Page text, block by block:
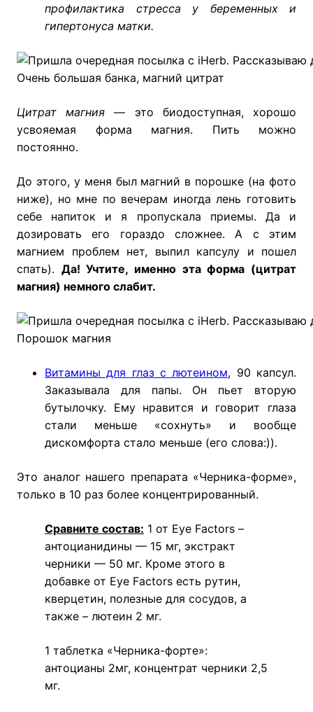
профилактика стресса у беременных и
гипертонуса матки.
Очень большая банка, магний цитрат
Цитрат магния — это биодоступная, хорошо
усвояемая форма магния. Пить можно
постоянно.
До этого, у меня был магний в порошке (на фото
ниже), но мне по вечерам иногда лень готовить
себе напиток и я пропускала приемы. Да и
дозировать его гораздо сложнее. А с этим
магнием проблем нет, выпил капсулу и пошел
спать). Да! Учтите, именно эта форма (цитрат
магния) немного слабит.
Порошок магния
Витамины для глаз с лютеином, 90 капсул.
Заказывала для папы. Он пьет вторую
бутылочку. Ему нравится и говорит глаза
стали меньше «сохнуть» и вообще
дискомфорта стало меньше (его слова:)).
Это аналог нашего препарата «Черника-форме»,
только в 10 раз более концентрированный.
Сравните состав: 1 от Eye Factors –
антоцианидины — 15 мг, экстракт
черники — 50 мг. Кроме этого в
добавке от Eye Factors есть рутин,
кверцетин, полезные для сосудов, а
также – лютеин 2 мг.
1 таблетка «Черника-форте»:
антоцианы 2мг, концентрат черники 2,5
мг.